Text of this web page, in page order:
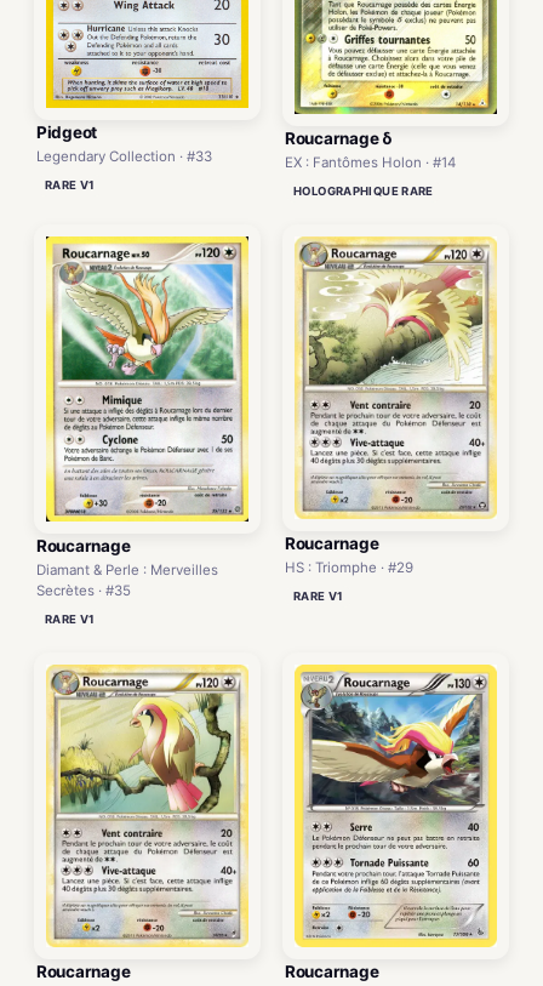
Pidgeot
Legendary Collection · #33
RARE V1
Roucarnage δ
EX : Fantômes Holon · #14
HOLOGRAPHIQUE RARE
Roucarnage
Diamant & Perle : Merveilles
Secrètes · #35
RARE V1
Roucarnage
HS : Triomphe · #29
RARE V1
Roucarnage Roucarnage